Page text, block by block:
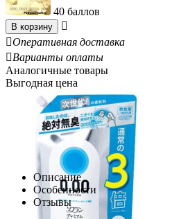
40 баллов
В корзину

Оперативная доставка
Варианты оплаты
Аналогичные товары
Выгодная цена
Описание
Особенности
Отзывы